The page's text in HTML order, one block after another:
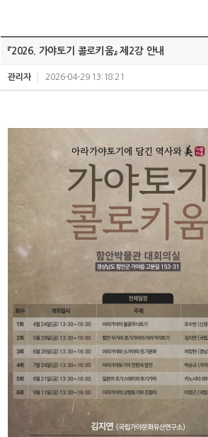
『2026. 가야토기 콜로키움』 제2강 안내
관리자 2026-04-29 13:18:21